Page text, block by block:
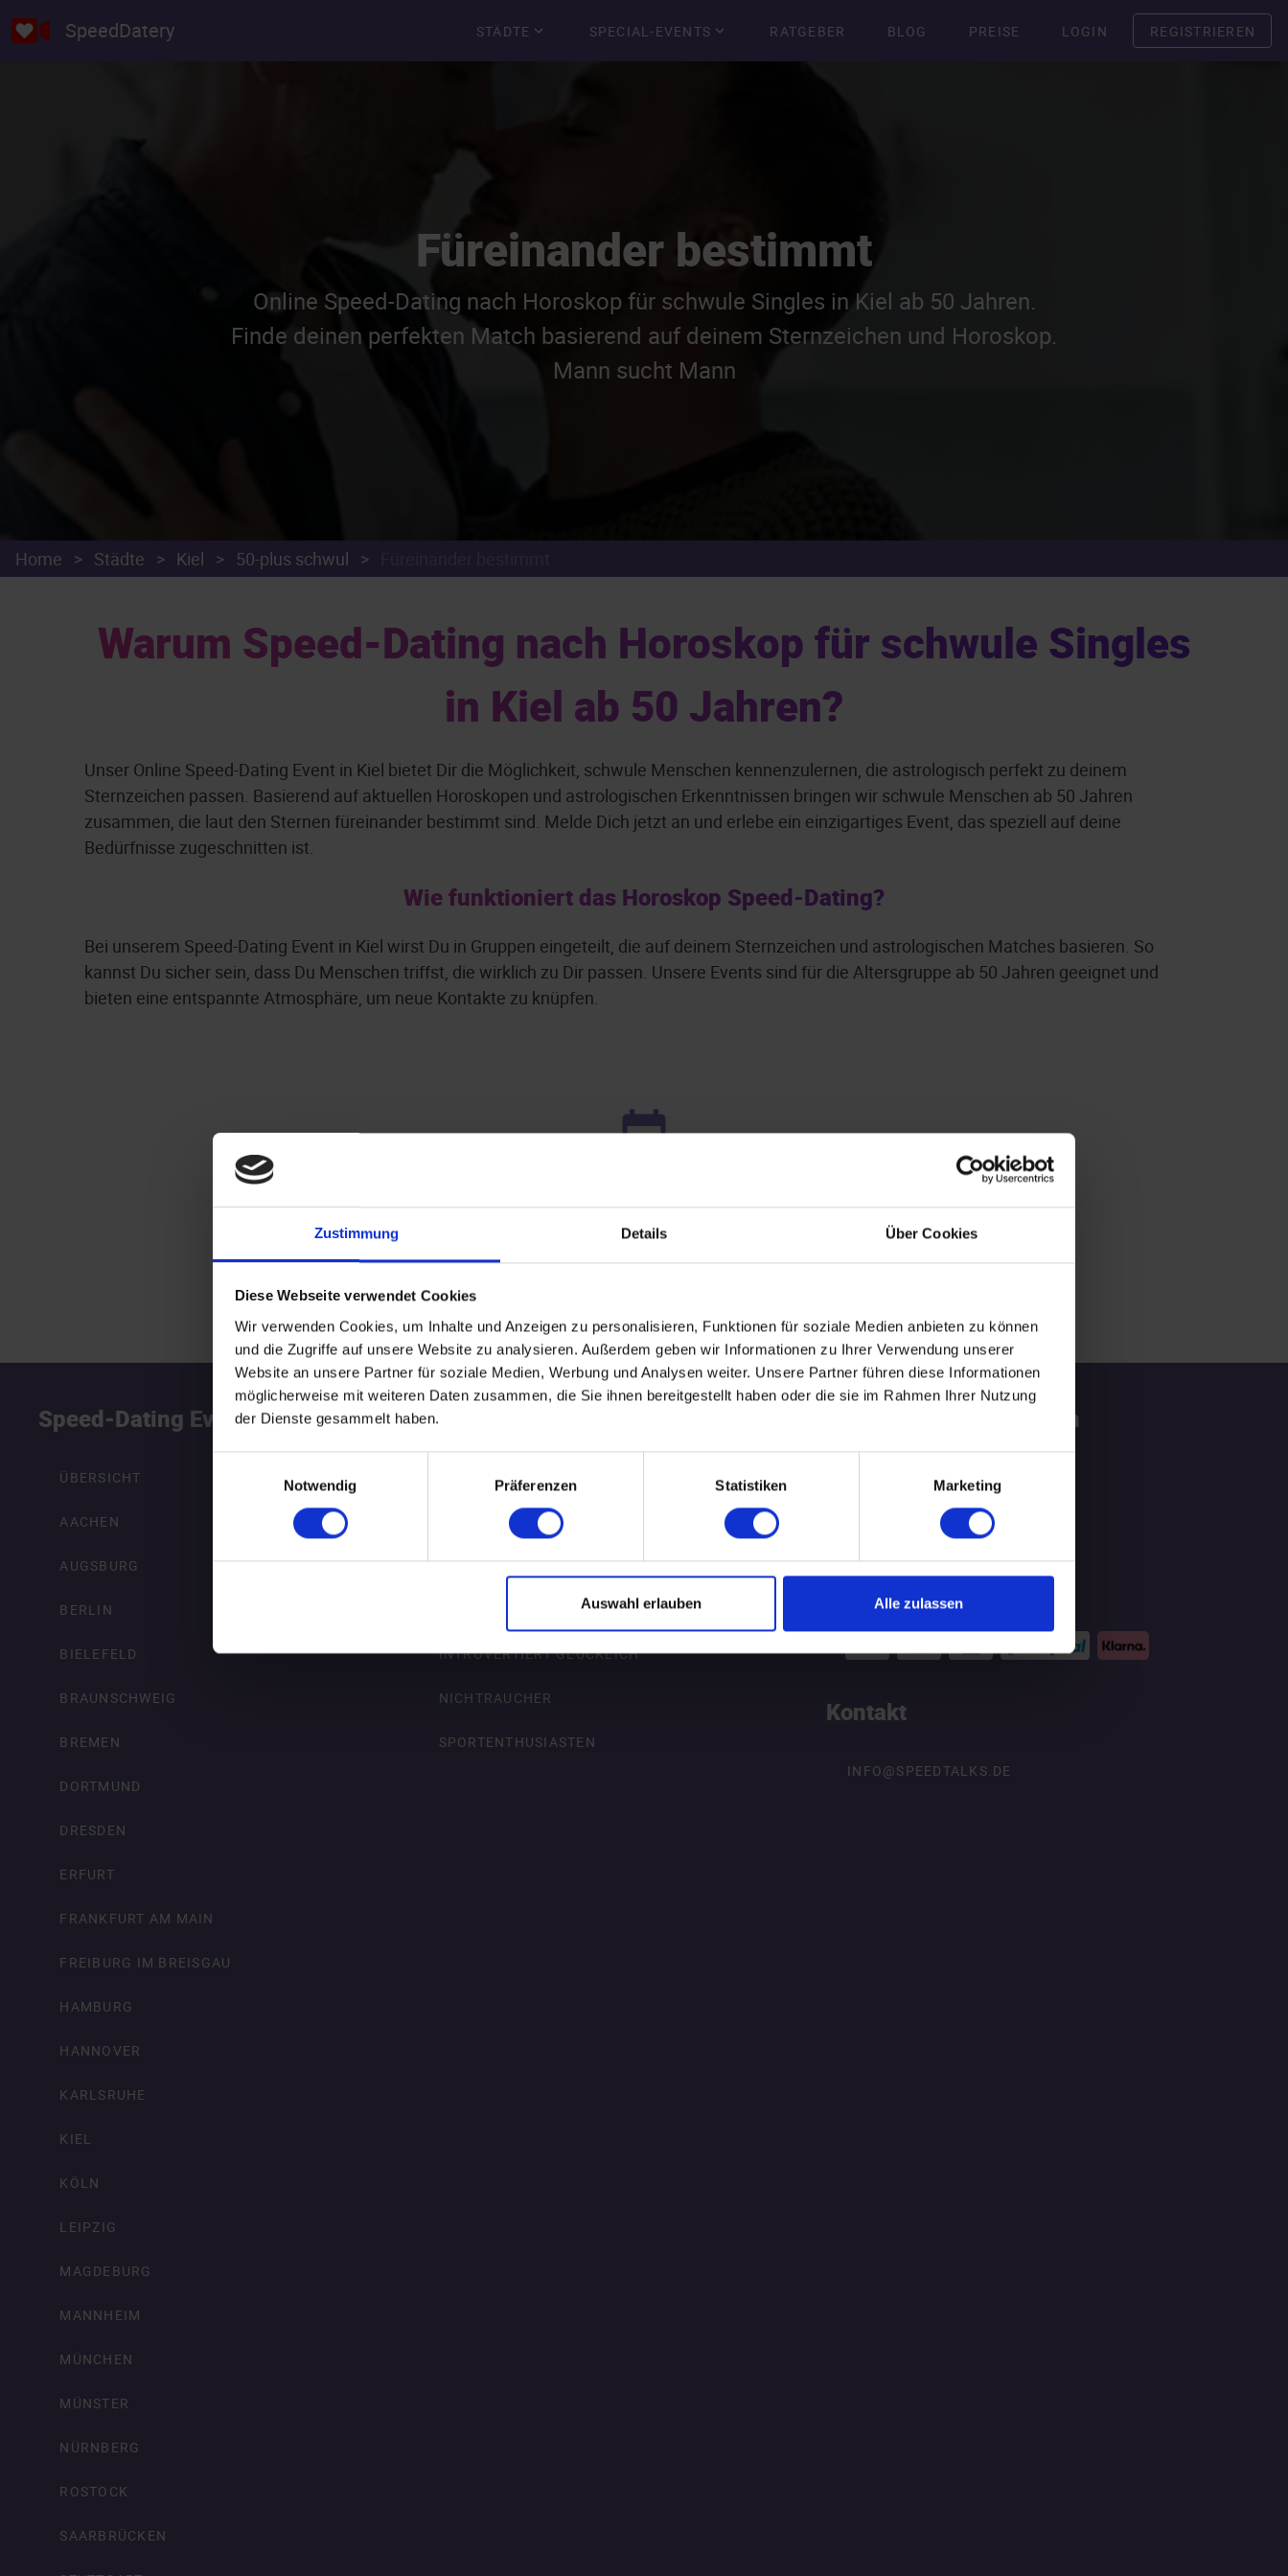
Zustimmung Details Über Cookies
Diese Webseite verwendet Cookies
Wir verwenden Cookies, um Inhalte und Anzeigen zu personalisieren, Funktionen für soziale Medien anbieten zu können
und die Zugriffe auf unsere Website zu analysieren. Außerdem geben wir Informationen zu Ihrer Verwendung unserer
Website an unsere Partner für soziale Medien, Werbung und Analysen weiter. Unsere Partner führen diese Informationen
möglicherweise mit weiteren Daten zusammen, die Sie ihnen bereitgestellt haben oder die sie im Rahmen Ihrer Nutzung
der Dienste gesammelt haben.
Notwendig
Präferenzen Statistiken Marketing
Auswahl erlauben Alle zulassen
SpeedDatery STÄDTE SPECIAL-EVENTS RATGEBER BLOG PREISE LOGIN REGISTRIEREN
Füreinander bestimmt
Online Speed-Dating nach Horoskop für schwule Singles in Kiel ab 50 Jahren.
Finde deinen perfekten Match basierend auf deinem Sternzeichen und Horoskop.
Mann sucht Mann
Home > Städte > Kiel > 50-plus schwul >
Warum Speed-Dating nach Horoskop für schwule Singles
in Kiel ab 50 Jahren?
Unser Online Speed-Dating Event in Kiel bietet Dir die Möglichkeit, schwule Menschen kennenzulernen, die astrologisch perfekt zu deinem
Sternzeichen passen. Basierend auf aktuellen Horoskopen und astrologischen Erkenntnissen bringen wir schwule Menschen ab 50 Jahren
zusammen, die laut den Sternen füreinander bestimmt sind. Melde Dich jetzt an und erlebe ein einzigartiges Event, das speziell auf deine
Bedürfnisse zugeschnitten ist.
Wie funktioniert das Horoskop Speed-Dating?
Bei unserem Speed-Dating Event in Kiel wirst Du in Gruppen eingeteilt, die auf deinem Sternzeichen und astrologischen Matches basieren. So
kannst Du sicher sein, dass Du Menschen triffst, die wirklich zu Dir passen. Unsere Events sind für die Altersgruppe ab 50 Jahren geeignet und
bieten eine entspannte Atmosphäre, um neue Kontakte zu knüpfen.
Leider keine Events gefunden.
WEITERE EVENTS IN KIEL
Speed-Dating Events
ÜBERSICHT
AACHEN
AUGSBURG
BERLIN
BIELEFELD
BRAUNSCHWEIG
BREMEN
DORTMUND
DRESDEN
ERFURT
FRANKFURT AM MAIN
FREIBURG IM BREISGAU
HAMBURG
HANNOVER
KARLSRUHE
KIEL
KÖLN
LEIPZIG
MAGDEBURG
MANNHEIM
MÜNCHEN
MÜNSTER
NÜRNBERG
ROSTOCK
SAARBRÜCKEN
Special-Events
ÜBERSICHT
AKADEMIKER
ALLEINERZIEHENDE SINGLES
FÜREINANDER BESTIMMT
INTROVERTIERT GLÜCKLICH
NICHTRAUCHER
SPORTENTHUSIASTEN
Nützliche Informationen
Zahlungsmittel
Kontakt
INFO@SPEEDTALKS.DE